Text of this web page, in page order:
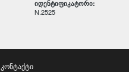
იდენტიფიკატორი:
N.2525
კონტაქტი